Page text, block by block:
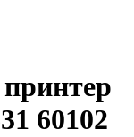
60102